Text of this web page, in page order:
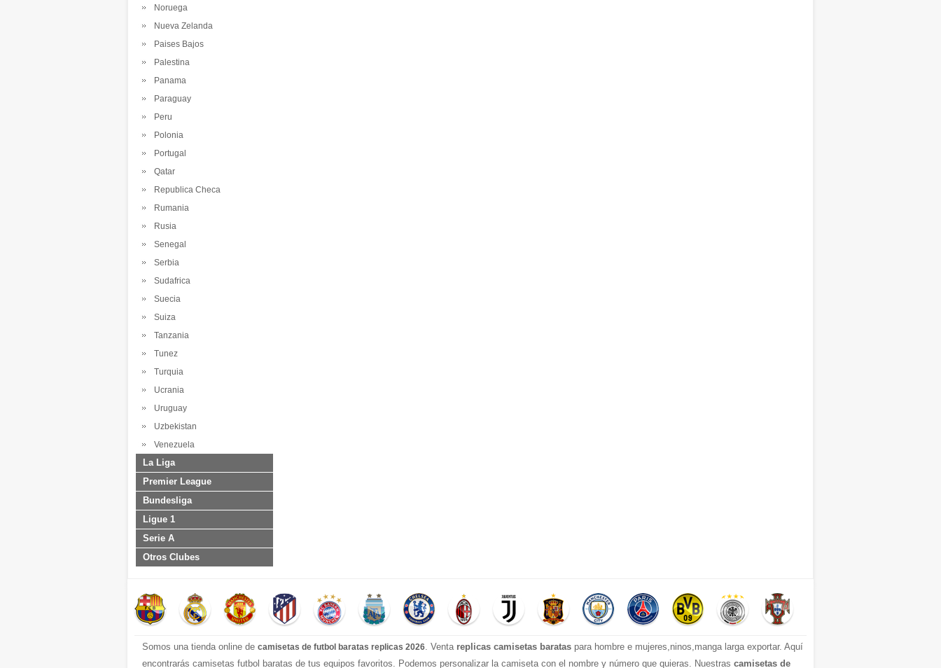
Noruega
Nueva Zelanda
Paises Bajos
Palestina
Panama
Paraguay
Peru
Polonia
Portugal
Qatar
Republica Checa
Rumania
Rusia
Senegal
Serbia
Sudafrica
Suecia
Suiza
Tanzania
Tunez
Turquia
Ucrania
Uruguay
Uzbekistan
Venezuela
La Liga
Premier League
Bundesliga
Ligue 1
Serie A
Otros Clubes
Somos una tienda online de camisetas de futbol baratas replicas 2026. Venta replicas camisetas baratas para hombre e mujeres,ninos,manga larga exportar. Aquí
encontrarás camisetas futbol baratas de tus equipos favoritos. Podemos personalizar la camiseta con el nombre y número que quieras. Nuestras camisetas de